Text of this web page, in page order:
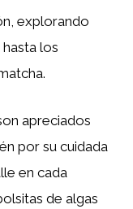
explorando
los
apreciados
por su cuidada
en cada
de algas